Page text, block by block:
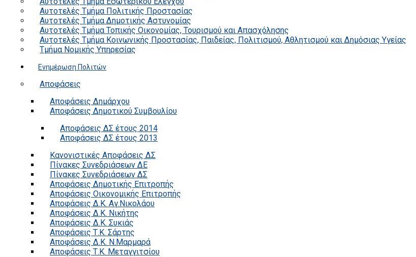
Αυτοτελές Τμήμα Πολιτικής Προστασίας
Αυτοτελές Τμήμα Δημοτικής Αστυνομίας
Αυτοτελές Τμήμα Τοπικής Οικονομίας, Τουρισμού και Απασχόλησης
Αυτοτελές Τμήμα Κοινωνικής Προστασίας, Παιδείας, Πολιτισμού, Αθλητισμού και Δημόσιας Υγείας
Τμήμα Νομικής Υπηρεσίας
Ενημέρωση Πολιτών
Αποφάσεις
Αποφάσεις Δημάρχου
Αποφάσεις Δημοτικού Συμβουλίου
Αποφάσεις ΔΣ έτους 2014
Αποφάσεις ΔΣ έτους 2013
Κανονιστικές Αποφάσεις ΔΣ
Πίνακες Συνεδριάσεων ΔΕ
Πίνακες Συνεδριάσεων ΔΣ
Αποφάσεις Δημοτικής Επιτροπής
Αποφάσεις Οικονομικής Επιτροπής
Αποφάσεις Δ.Κ. Αγ.Νικολάου
Αποφάσεις Δ.Κ. Νικήτης
Αποφάσεις Δ.Κ. Συκιάς
Αποφάσεις Τ.Κ. Σάρτης
Αποφάσεις Δ.Κ. Ν.Μαρμαρά
Αποφάσεις Τ.Κ. Μεταγγιτσίου